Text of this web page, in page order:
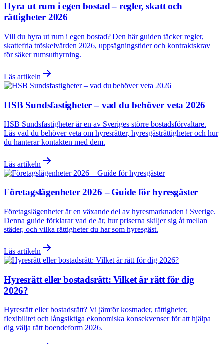
Hyra ut rum i egen bostad – regler, skatt och
rättigheter 2026
Vill du hyra ut rum i egen bostad? Den här guiden täcker regler,
skattefria tröskelvärden 2026, uppsägningstider och kontraktskrav
för säker rumsuthyrning.
Läs artikeln
HSB Sundsfastigheter – vad du behöver veta 2026
HSB Sundsfastigheter är en av Sveriges större bostadsförvaltare.
Läs vad du behöver veta om hyresrätter, hyresgästrättigheter och hur
du hanterar kontakten med dem.
Läs artikeln
Företagslägenheter 2026 – Guide för hyresgäster
Företagslägenheter är en växande del av hyresmarknaden i Sverige.
Denna guide förklarar vad de är, hur priserna skiljer sig åt mellan
städer, och vilka rättigheter du har som hyresgäst.
Läs artikeln
Hyresrätt eller bostadsrätt: Vilket är rätt för dig
2026?
Hyresrätt eller bostadsrätt? Vi jämför kostnader, rättigheter,
flexibilitet och långsiktiga ekonomiska konsekvenser för att hjälpa
dig välja rätt boendeform 2026.